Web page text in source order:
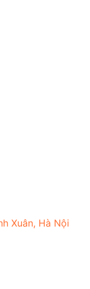
Xuân, Hà Nội